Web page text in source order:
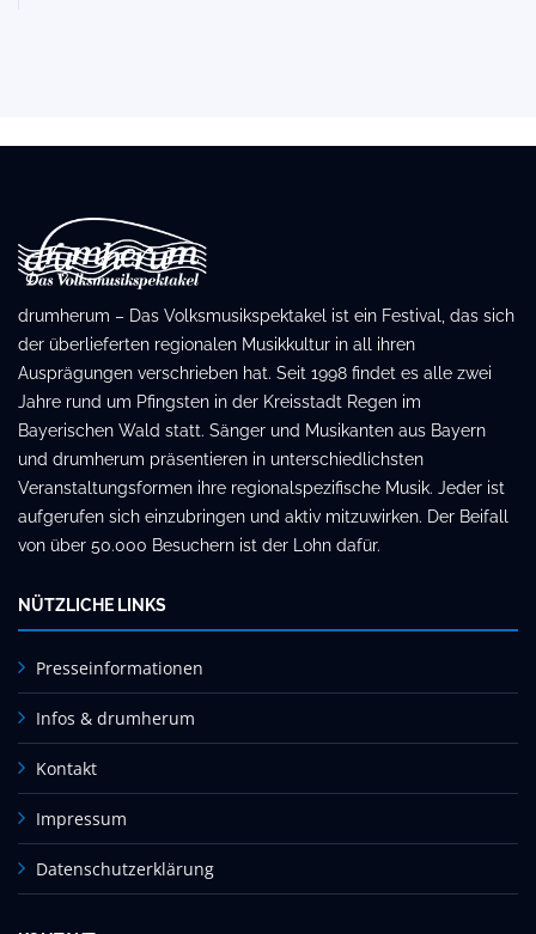
drumherum – Das Volksmusikspektakel ist ein Festival, das sich
der überlieferten regionalen Musikkultur in all ihren
Ausprägungen verschrieben hat. Seit 1998 findet es alle zwei
Jahre rund um Pfingsten in der Kreisstadt Regen im
Bayerischen Wald statt. Sänger und Musikanten aus Bayern
und drumherum präsentieren in unterschiedlichsten
Veranstaltungsformen ihre regionalspezifische Musik. Jeder ist
aufgerufen sich einzubringen und aktiv mitzuwirken. Der Beifall
von über 50.000 Besuchern ist der Lohn dafür.
NÜTZLICHE LINKS
Presseinformationen
Infos & drumherum
Kontakt
Impressum
Datenschutzerklärung